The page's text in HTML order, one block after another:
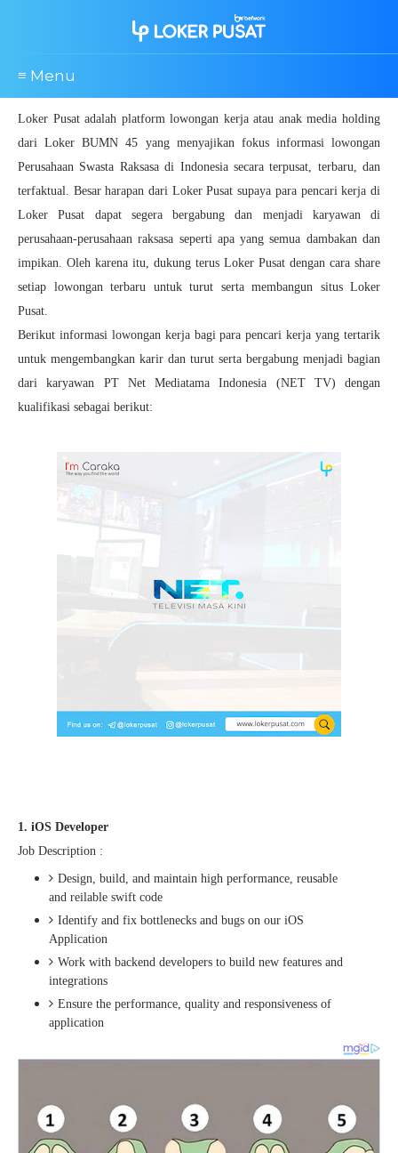
≡ Menu
Loker Pusat adalah platform lowongan kerja atau anak media holding
dari Loker BUMN 45 yang menyajikan fokus informasi lowongan
Perusahaan Swasta Raksasa di Indonesia secara terpusat, terbaru, dan
terfaktual. Besar harapan dari Loker Pusat supaya para pencari kerja di
Loker Pusat dapat segera bergabung dan menjadi karyawan di
perusahaan-perusahaan raksasa seperti apa yang semua dambakan dan
impikan. Oleh karena itu, dukung terus Loker Pusat dengan cara share
setiap lowongan terbaru untuk turut serta membangun situs Loker
Pusat.
Berikut informasi lowongan kerja bagi para pencari kerja yang tertarik
untuk mengembangkan karir dan turut serta bergabung menjadi bagian
dari karyawan PT Net Mediatama Indonesia (NET TV) dengan
kualifikasi sebagai berikut:
1. iOS Developer
Job Description :
Design, build, and maintain high performance, reusable
and reilable swift code
Identify and fix bottlenecks and bugs on our iOS
Application
Work with backend developers to build new features and
integrations
Ensure the performance, quality and responsiveness of
application